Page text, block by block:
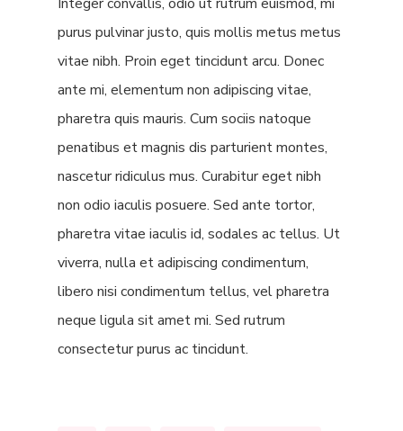
purus pulvinar justo, quis mollis metus metus
vitae nibh. Proin eget tincidunt arcu. Donec
ante mi, elementum non adipiscing vitae,
pharetra quis mauris. Cum sociis natoque
penatibus et magnis dis parturient montes,
nascetur ridiculus mus. Curabitur eget nibh
non odio iaculis posuere. Sed ante tortor,
pharetra vitae iaculis id, sodales ac tellus. Ut
viverra, nulla et adipiscing condimentum,
libero nisi condimentum tellus, vel pharetra
neque ligula sit amet mi. Sed rutrum
consectetur purus ac tincidunt.